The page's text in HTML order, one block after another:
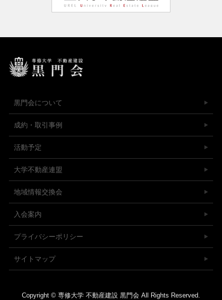
黒門会について
成約・取引事例
活動予定
大学不動産連盟
地域情報交換会
入会案内
プライバシーポリシー
サイトマップ
Copyright © 専修大学 不動産建設 黒門会 All Rights Reserved.